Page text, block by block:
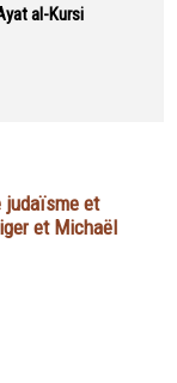
al-Kursi
judaïsme et
et Michaël